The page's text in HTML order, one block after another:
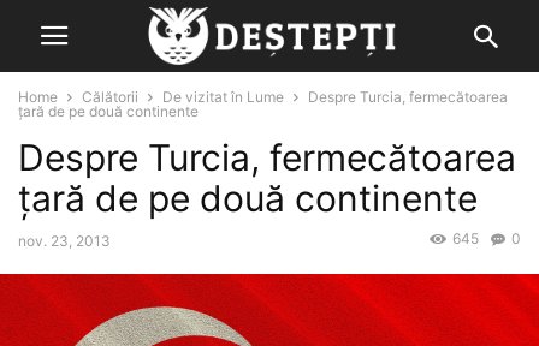
Home Călătorii De vizitat în Lume
Despre Turcia, fermecătoarea
țară de pe două continente
Despre Turcia, fermecătoarea
țară de pe două continente
nov. 23, 2013 0
645